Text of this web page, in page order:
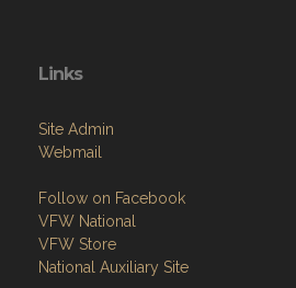
Links
Site Admin
Webmail
Follow on Facebook
VFW National
VFW Store
National Auxiliary Site